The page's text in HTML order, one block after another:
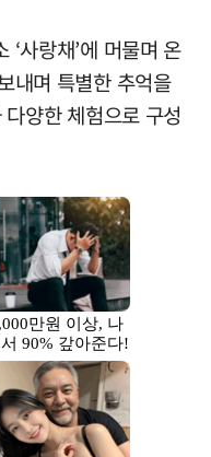
사랑채’에 머물며 온
내며 특별한 추억을
양한 체험으로 구성